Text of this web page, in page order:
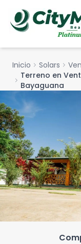
Inicio chevron_right Solars chevron_right
chevron_right Terreno en
Bayaguana